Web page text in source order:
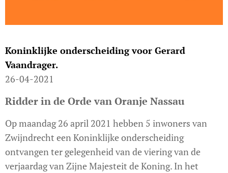
Koninklijke onderscheiding voor Gerard
Vaandrager.
26-04-2021
Ridder in de Orde van Oranje Nassau
Op maandag 26 april 2021 hebben 5 inwoners van
Zwijndrecht een Koninklijke onderscheiding
ontvangen ter gelegenheid van de viering van de
verjaardag van Zijne Majesteit de Koning. In het